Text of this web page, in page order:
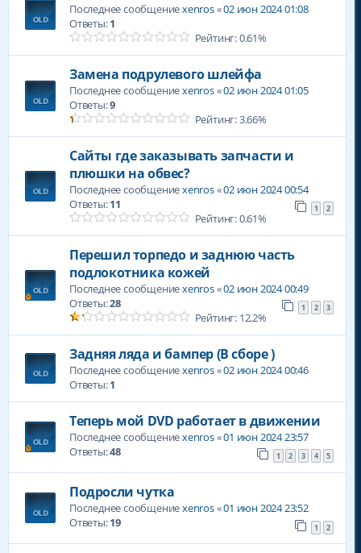
Последнее сообщениеxenros«02 июн 2024 01:08
Ответы:1
Рейтинг: 0.61%
Замена подрулевого шлейфа
Последнее сообщениеxenros«02 июн 2024 01:05
Ответы:9
Рейтинг: 3.66%
Сайты где заказывать запчасти и
плюшки на обвес?
Последнее сообщениеxenros«02 июн 2024 00:54
Ответы:11 1 2
Рейтинг: 0.61%
Перешил торпедо и заднюю часть
подлокотника кожей
Последнее сообщениеxenros«02 июн 2024 00:49
Ответы:28 1 2 3
Рейтинг: 12.2%
Задняя ляда и бампер (В сборе )
Последнее сообщениеxenros«02 июн 2024 00:46
Ответы:1
Теперь мой DVD работает в движении
Последнее сообщениеxenros«01 июн 2024 23:57
Ответы:48 1 2 3 4 5
Подросли чутка
Последнее сообщениеxenros«01 июн 2024 23:52
Ответы:19 1 2